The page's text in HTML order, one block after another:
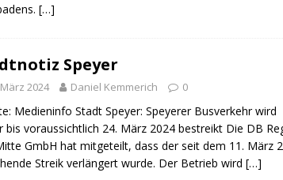
[…]
Speyer
2024 Daniel Kemmerich 0
Medieninfo Stadt Speyer: Speyerer Busverkehr wird
bis voraussichtlich 24. März 2024 bestreikt Die DB
GmbH hat mitgeteilt, dass der seit dem 11. März
Streik verlängert wurde. Der Betrieb wird […]